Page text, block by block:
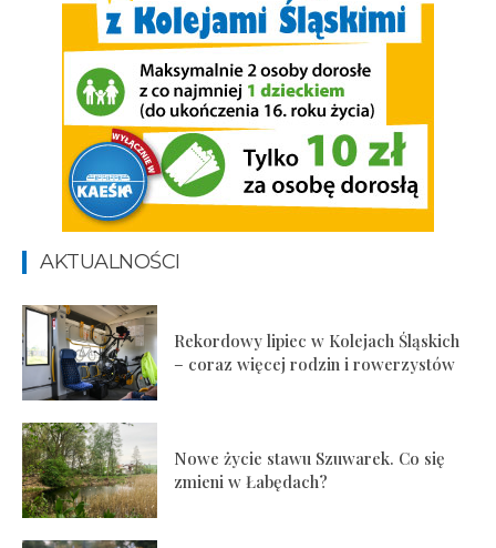
AKTUALNOŚCI
Rekordowy lipiec w Kolejach Śląskich
– coraz więcej rodzin i rowerzystów
Nowe życie stawu Szuwarek. Co się
zmieni w Łabędach?